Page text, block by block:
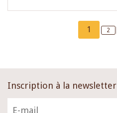
Current
page
1 Page
2
Inscription à la newsletter